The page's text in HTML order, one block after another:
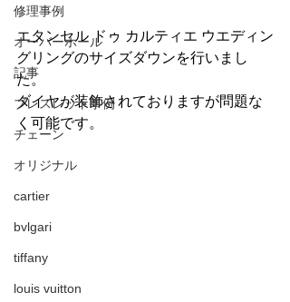
修理事例
オーバーホール
記事
ブレスレット事例
チェーン
オリジナル
cartier
bvlgari
tiffany
louis vuitton
エタンセル ドゥ カルティエ ウエディン
グリングのサイズダウンを行いまし
た。
ダイヤが装飾されておりますが問題な
く可能です。